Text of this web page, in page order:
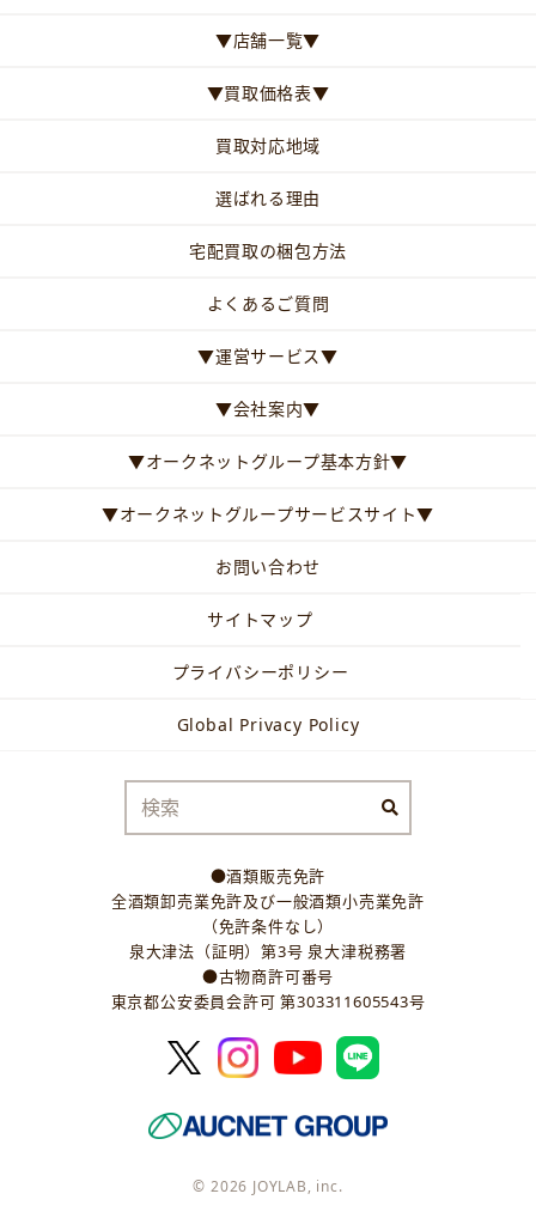
▼店舗一覧▼
▼買取価格表▼
買取対応地域
選ばれる理由
宅配買取の梱包方法
よくあるご質問
▼運営サービス▼
▼会社案内▼
▼オークネットグループ基本方針▼
▼オークネットグループサービスサイト▼
お問い合わせ
サイトマップ
プライバシーポリシー
Global Privacy Policy
●酒類販売免許
全酒類卸売業免許及び一般酒類小売業免許
（免許条件なし）
泉大津法（証明）第3号 泉大津税務署
●古物商許可番号
東京都公安委員会許可 第303311605543号
© 2026 JOYLAB, inc.